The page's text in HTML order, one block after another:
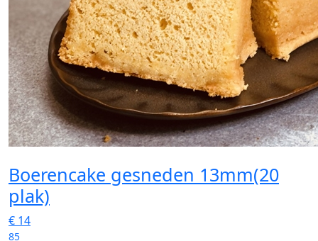
Boerencake gesneden 13mm(20
plak)
€ 14
85